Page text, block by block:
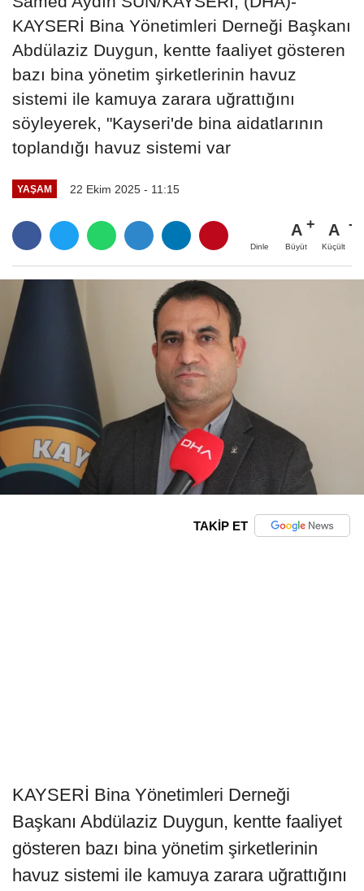
KAYSERİ Bina Yönetimleri Derneği Başkanı
Abdülaziz Duygun, kentte faaliyet gösteren
bazı bina yönetim şirketlerinin havuz
sistemi ile kamuya zarara uğrattığını
söyleyerek, "Kayseri'de bina aidatlarının
toplandığı havuz sistemi var
YAŞAM 22 Ekim 2025 - 11:15
Dinle
A
Büyüt
A
Küçült
TAKİP ET
KAYSERİ Bina Yönetimleri Derneği
Başkanı Abdülaziz Duygun, kentte faaliyet
gösteren bazı bina yönetim şirketlerinin
havuz sistemi ile kamuya zarara uğrattığını